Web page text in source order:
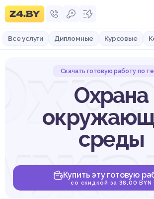
Все услуги Дипломные Курсовые
Скачать готовую работу по
Охрана
среды
Купить эту готовую
со скидкой за 38,00 BYN